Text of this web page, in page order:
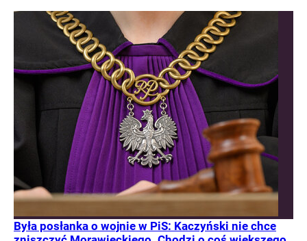
Była posłanka o wojnie w PiS: Kaczyński nie chce